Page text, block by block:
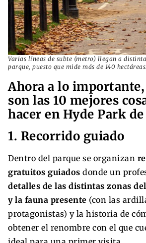
Varias líneas de subte (metro) llegan a
parque, puesto que mide más de 140 hectáreas.
Ahora a lo importante,
son las 10 mejores
hacer en Hyde Park
1. Recorrido guiado
Dentro del parque se organizan
gratuitos guiados donde un
detalles de las distintas zonas
y la fauna presente (con las
protagonistas) y la historia de
obtener el renombre con el que